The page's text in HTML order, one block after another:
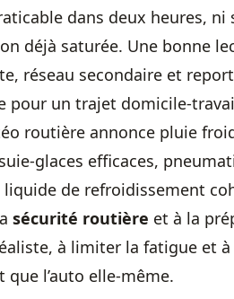
dans deux heures,
déjà saturée. Une bonne
réseau secondaire et
pour un trajet domicile-
routière annonce pluie
glaces efficaces,
de refroidissement
sécurité routière et à la
à limiter la fatigue et
l’auto elle-même.